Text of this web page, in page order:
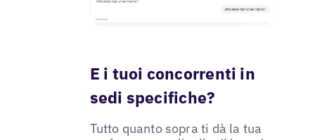
E i tuoi concorrenti in
sedi specifiche?
Tutto quanto sopra ti dà la tua